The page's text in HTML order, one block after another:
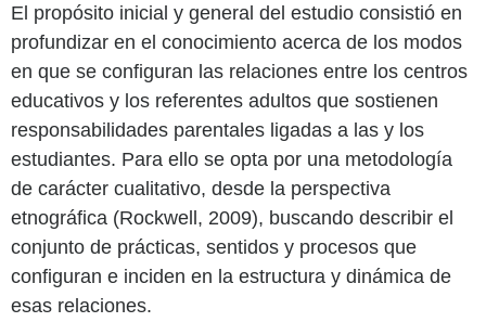
El propósito inicial y general del estudio consistió en
profundizar en el conocimiento acerca de los modos
en que se configuran las relaciones entre los centros
educativos y los referentes adultos que sostienen
responsabilidades parentales ligadas a las y los
estudiantes. Para ello se opta por una metodología
de carácter cualitativo, desde la perspectiva
etnográfica (Rockwell, 2009), buscando describir el
conjunto de prácticas, sentidos y procesos que
configuran e inciden en la estructura y dinámica de
esas relaciones.